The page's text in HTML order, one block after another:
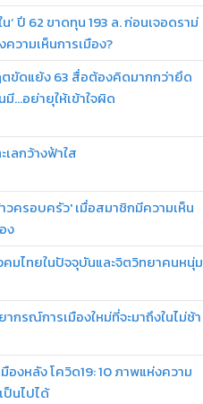
’ ปี 62 ขาดทุน 193 ล. ก่อนเจอดราม่
วามเห็นการเมือง?
ตขัดแย้ง 63 สื่อต้องคิดมากกว่ายึด
...อย่ายุให้เข้าใจผิด
ลกว้างฟ้าใส
ครอบครัว' เมื่อสมาชิกมีความเห็น
ง
มไทยในปัจจุบันและจิตวิทยาคนหนุ่ม
ากรณ์การเมืองใหม่ที่จะมาถึงในไม่ช้า
องหลัง โควิด19: 10 ภาพแห่งความ
ป็นไปได้